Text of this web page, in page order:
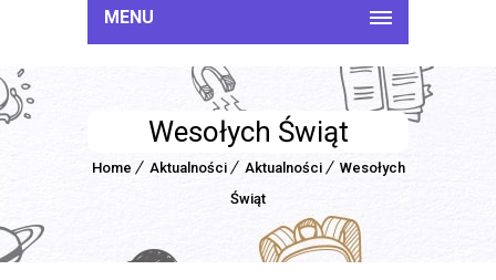
MENU
Wesołych Świąt
Home Aktualności Aktualności
Wesołych
Świąt